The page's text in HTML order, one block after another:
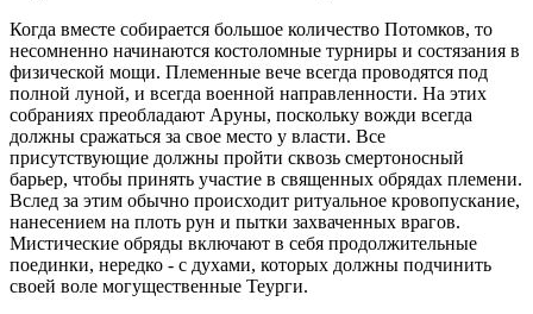
Когда вместе собирается большое количество Потомков, то
несомненно начинаются костоломные турниры и состязания в
физической мощи. Племенные вече всегда проводятся под
полной луной, и всегда военной направленности. На этих
собраниях преобладают Аруны, поскольку вожди всегда
должны сражаться за свое место у власти. Все
присутствующие должны пройти сквозь смертоносный
барьер, чтобы принять участие в священных обрядах племени.
Вслед за этим обычно происходит ритуальное кровопускание,
нанесением на плоть рун и пытки захваченных врагов.
Мистические обряды включают в себя продолжительные
поединки, нередко - с духами, которых должны подчинить
своей воле могущественные Теурги.